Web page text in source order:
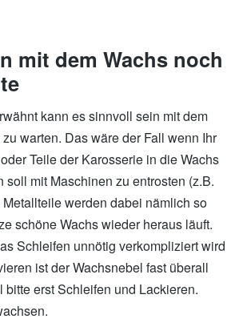
mit dem Wachs noch
kann es sinnvoll sein mit dem
warten. Das wäre der Fall wenn Ihr
Teile der Karosserie in die Wachs
soll mit Maschinen zu entrosten (z.B.
werden dabei nämlich so
schöne Wachs wieder heraus läuft.
Schleifen unnötig verkompliziert wird
ist der Wachsnebel fast überall
bitte erst Schleifen und Lackieren.